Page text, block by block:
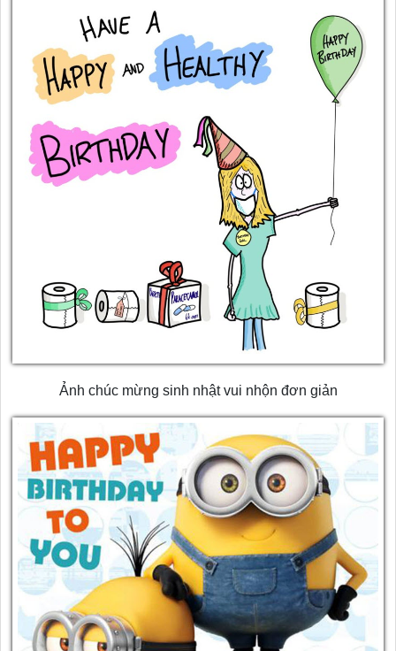
Ảnh chúc mừng sinh nhật vui nhộn đơn giản